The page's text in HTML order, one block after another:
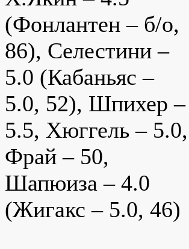
(Фонлантен – б/о,
86), Селестини –
5.0 (Кабаньяс –
5.0, 52), Шпихер –
5.5, Хюггель – 5.0,
Фрай – 50,
Шапюиза – 4.0
(Жигакс – 5.0, 46)